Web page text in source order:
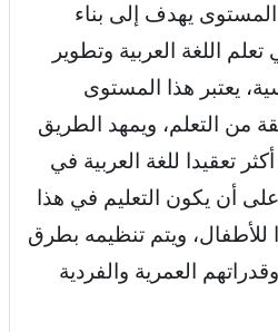
يهدف إلى بناء
اللغة العربية وتطوير
يعتبر هذا المستوى
من التعلم، ويمهد الطريق
تعقيدا للغة العربية في
أن يكون التعليم في هذا
ويتم تنظيمه بطرق
العمرية والفردية